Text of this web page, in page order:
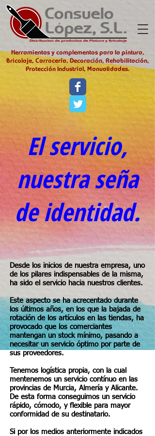
Herramientas y complementos para la pintura,
Bricolaje, Carrocería, Decoración, Rehabilitación,
Protección Industrial, Manualidades.
El servicio,
nuestra seña
de identidad.
Desde los inicios de nuestra empresa, uno
de los pilares indispensables de la misma,
ha sido el servicio hacia nuestros clientes.
Este aspecto se ha acrecentado durante
los últimos años, en los que la bajada de
rotación de los artículos en las tiendas, ha
provocado que los comerciantes
mantengan un stock mínimo, pasando a
necesitar un servicio óptimo por parte de
sus proveedores.
Tenemos logística propia, con la cual
mentenemos un servicio contínuo en las
provincias de Murcia, Almería y Alicante.
De esta forma conseguimos un servicio
rápido, cómodo, y flexible para mayor
conformidad de su destinatario.
Si por los medios anteriormente indicados